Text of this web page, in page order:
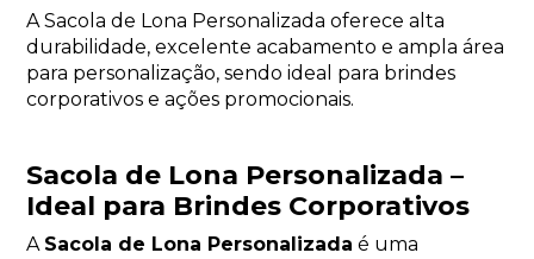
A Sacola de Lona Personalizada oferece alta
durabilidade, excelente acabamento e ampla área
para personalização, sendo ideal para brindes
corporativos e ações promocionais.
Sacola de Lona Personalizada –
Ideal para Brindes Corporativos
A Sacola de Lona Personalizada é uma